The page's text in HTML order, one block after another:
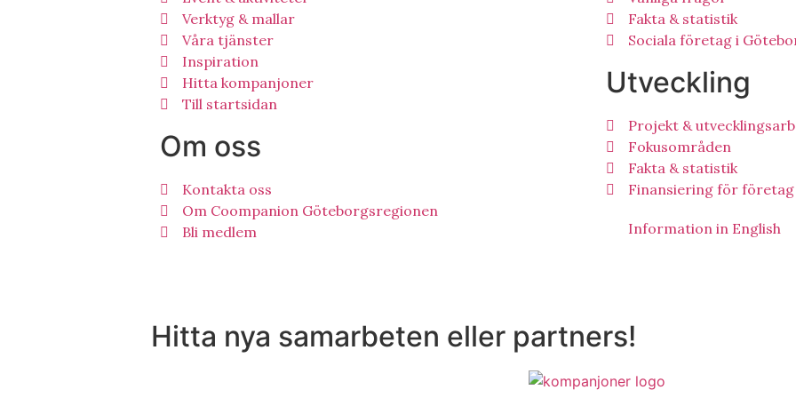
Verktyg & mallar
Våra tjänster
Inspiration
Hitta kompanjoner
Till startsidan
Om oss
Kontakta oss
Om Coompanion Göteborgsregionen
Bli medlem
Fakta & statistik
Sociala företag i
Utveckling
Projekt &
Fokusområden
Fakta & statistik
Finansiering för företag
Information in English
Hitta nya samarbeten eller partners!